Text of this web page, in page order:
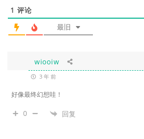
1 评论
最旧
wiooiw
3 年 前
好像最终幻想哇！
0 回复